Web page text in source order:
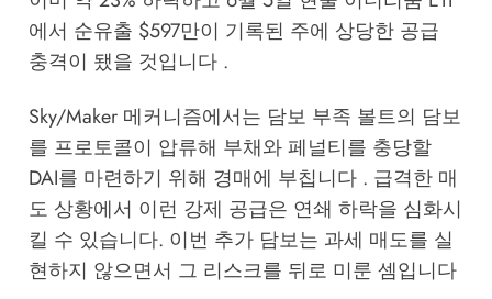
에서 순유출 $597만이 기록된 주에 상당한 공급
충격이 됐을 것입니다 .
Sky/Maker 메커니즘에서는 담보 부족 볼트의 담보
를 프로토콜이 압류해 부채와 페널티를 충당할
DAI를 마련하기 위해 경매에 부칩니다 . 급격한 매
도 상황에서 이런 강제 공급은 연쇄 하락을 심화시
킬 수 있습니다. 이번 추가 담보는 과세 매도를 실
현하지 않으면서 그 리스크를 뒤로 미룬 셈입니다